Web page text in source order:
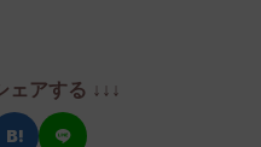
ェアする ↓↓↓